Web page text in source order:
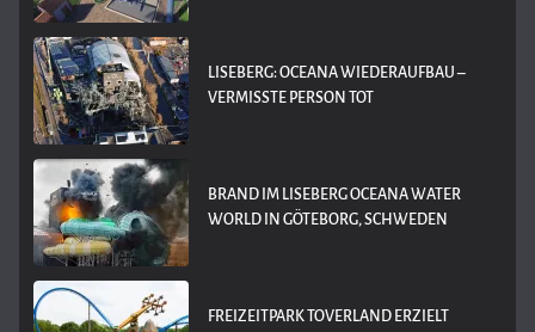
LISEBERG: OCEANA WIEDERAUFBAU –
VERMISSTE PERSON TOT
BRAND IM LISEBERG OCEANA WATER
WORLD IN GÖTEBORG, SCHWEDEN
FREIZEITPARK TOVERLAND ERZIELT